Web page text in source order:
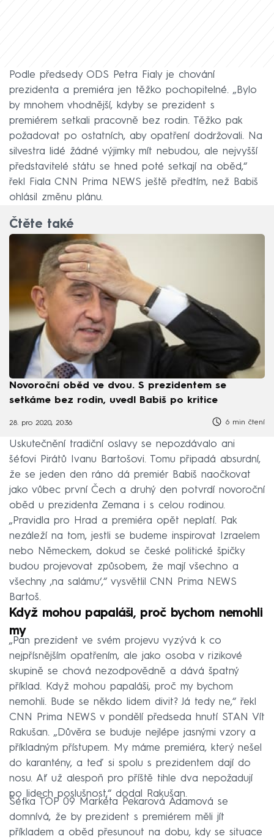
Podle předsedy ODS Petra Fialy je chování
prezidenta a premiéra jen těžko pochopitelné. „Bylo
by mnohem vhodnější, kdyby se prezident s
premiérem setkali pracovně bez rodin. Těžko pak
požadovat po ostatních, aby opatření dodržovali. Na
silvestra lidé žádné výjimky mít nebudou, ale nejvyšší
představitelé státu se hned poté setkají na oběd,“
řekl Fiala CNN Prima NEWS ještě předtím, než Babiš
ohlásil změnu plánu.
Čtěte také
Novoroční oběd ve dvou. S prezidentem se
setkáme bez rodin, uvedl Babiš po kritice
28. pro 2020, 20:36 6 min čtení
Uskutečnění tradiční oslavy se nepozdávalo ani
šéfovi Pirátů Ivanu Bartošovi. Tomu připadá absurdní,
že se jeden den ráno dá premiér Babiš naočkovat
jako vůbec první Čech a druhý den potvrdí novoroční
oběd u prezidenta Zemana i s celou rodinou.
„Pravidla pro Hrad a premiéra opět neplatí. Pak
nezáleží na tom, jestli se budeme inspirovat Izraelem
nebo Německem, dokud se české politické špičky
budou projevovat způsobem, že mají všechno a
všechny ‚na salámu‘,“ vysvětlil CNN Prima NEWS
Bartoš.
Když mohou papaláši, proč bychom nemohli
my
„Pan prezident ve svém projevu vyzývá k co
nejpřísnějším opatřením, ale jako osoba v rizikové
skupině se chová nezodpovědně a dává špatný
příklad. Když mohou papaláši, proč my bychom
nemohli. Bude se někdo lidem divit? Já tedy ne,“ řekl
CNN Prima NEWS v pondělí předseda hnutí STAN Vít
Rakušan. „Důvěra se buduje nejlépe jasnými vzory a
příkladným přístupem. My máme premiéra, který nešel
do karantény, a teď si spolu s prezidentem dají do
nosu. Ať už alespoň pro příště tihle dva nepožadují
po lidech poslušnost,“ dodal Rakušan.
Šéfka TOP 09 Markéta Pekarová Adamová se
domnívá, že by prezident s premiérem měli jít
příkladem a oběd přesunout na dobu, kdy se situace